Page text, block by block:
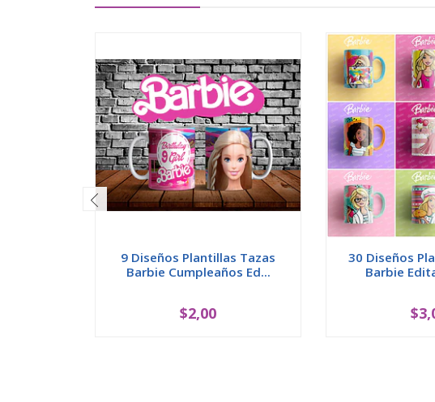
9 Diseños Plantillas Tazas
Barbie Cumpleaños Ed...
$2,00
30 Diseños
Barbie